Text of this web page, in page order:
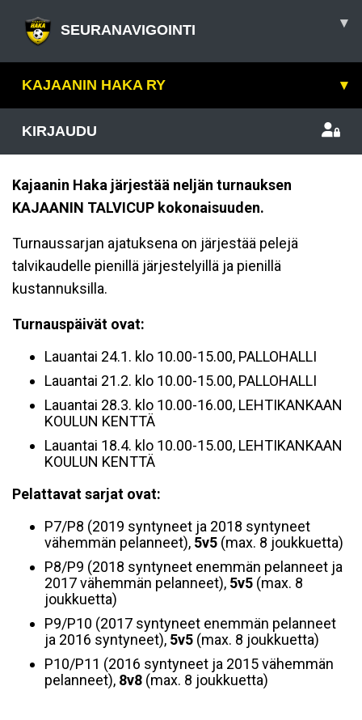
SEURANAVIGOINTI ▾
KAJAANIN HAKA RY ▾
KIRJAUDU
Kajaanin Haka järjestää neljän turnauksen
KAJAANIN TALVICUP kokonaisuuden.
Turnaussarjan ajatuksena on järjestää pelejä
talvikaudelle pienillä järjestelyillä ja pienillä
kustannuksilla.
Turnauspäivät ovat:
Lauantai 24.1. klo 10.00-15.00, PALLOHALLI
Lauantai 21.2. klo 10.00-15.00, PALLOHALLI
Lauantai 28.3. klo 10.00-16.00, LEHTIKANKAAN
KOULUN KENTTÄ
Lauantai 18.4. klo 10.00-15.00, LEHTIKANKAAN
KOULUN KENTTÄ
Pelattavat sarjat ovat:
P7/P8 (2019 syntyneet ja 2018 syntyneet
vähemmän pelanneet), 5v5 (max. 8 joukkuetta)
P8/P9 (2018 syntyneet enemmän pelanneet ja
2017 vähemmän pelanneet), 5v5 (max. 8
joukkuetta)
P9/P10 (2017 syntyneet enemmän pelanneet
ja 2016 syntyneet), 5v5 (max. 8 joukkuetta)
P10/P11 (2016 syntyneet ja 2015 vähemmän
pelanneet), 8v8 (max. 8 joukkuetta)